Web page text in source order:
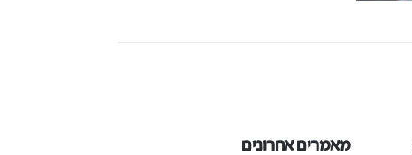
מאמרים אחרונים